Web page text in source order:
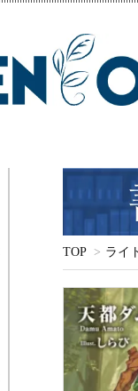
TOP > ライ